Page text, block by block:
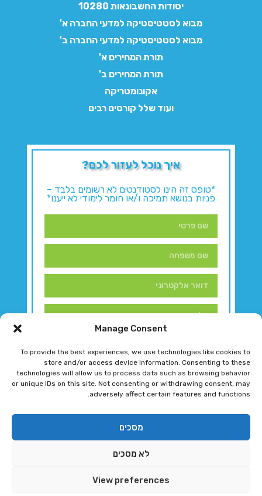
Manage Consent
To provide the best experiences, we use technologies like cookies to
store and/or access device information. Consenting to these
technologies will allow us to process data such as browsing behavior
or unique IDs on this site. Not consenting or withdrawing consent, may
adversely affect certain features and functions.
מסכים
לא מסכים
View preferences
יסודות החשבונאות 10280
מבוא לסטטיסטיקה למדעי החברה א'
מבוא לסטטיסטיקה למדעי החברה ב'
תורת המחירים א'
תורת המחירים ב'
אקונומטריקה
ועוד שלל קורסים רבים
איך נוכל לעזור לכם?
*טופס זה הינו לסטודנטים לא רשומים בלבד –
פניות בנושא תמיכה ו/או חומר לימודי לא ייענו*